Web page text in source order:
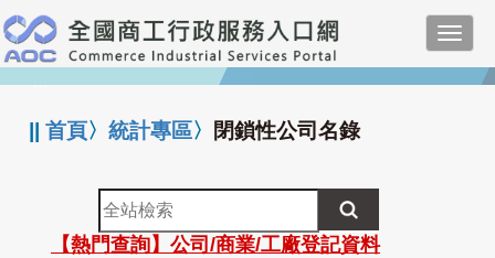
跳
到
主
要
:::
||首頁〉統計專區〉 閉鎖性公司名錄
全
站
檢
【熱門查詢】公司/商業/工廠登記資料